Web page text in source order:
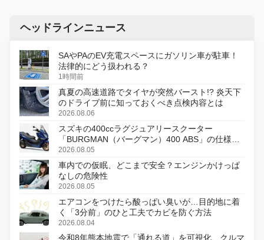
ヘッドラインニュース
SAやPAのEV充電スペースにガソリン車が駐車！
法律的にどう扱われる？
1時間前
真夏の高速道路でタイヤが突然バースト!? 炎天下
のドライブ前に知っておくべき点検内容とは
2026.08.06
スズキの400ccラグジュアリースクーター
「BURGMAN（バーグマン）400 ABS」の仕様を
変更し、8月18日に発売
2026.08.05
車内での仮眠、どこまで安全？エンジンかけっぱ
なしの危険性
2026.08.05
エアコンをつけたら酸っぱい臭いが…目的地に着
く「3分前」のひと工夫でカビを防ぐ方法
2026.08.04
令和8年熊本地震で「通れる道」を可視化、クルマ